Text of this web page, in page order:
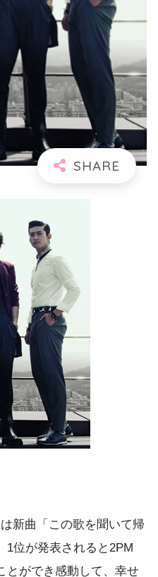
新曲「この歌を聞いて帰
1位が発表されると2PM
とができ感動して、幸せ